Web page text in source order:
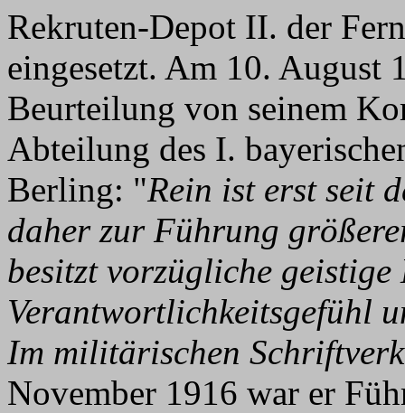
Rekruten-Depot II. der
eingesetzt. Am 10. August
Beurteilung von seinem
Abteilung des I.
Berling: "Rein ist erst seit
daher zur Führung
besitzt vorzügliche
Verantwortlichkeitsgefühl
Im militärischen
November 1916 war er